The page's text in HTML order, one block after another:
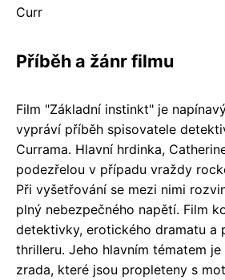
Curr
Příběh a žánr filmu
Film "Základní instinkt" je
vypráví příběh spisovatele
Currama. Hlavní hrdinka,
podezřelou v případu vraždy
Při vyšetřování se mezi nimi
plný nebezpečného napětí. Film
detektivky, erotického dramatu a
thrilleru. Jeho hlavním tématem je
zrada, které jsou propleteny s